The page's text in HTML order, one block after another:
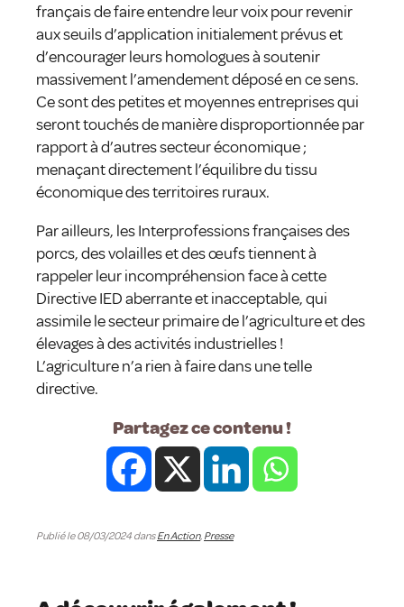
français de faire entendre leur voix pour revenir
aux seuils d’application initialement prévus et
d’encourager leurs homologues à soutenir
massivement l’amendement déposé en ce sens.
Ce sont des petites et moyennes entreprises qui
seront touchés de manière disproportionnée par
rapport à d’autres secteur économique ;
menaçant directement l’équilibre du tissu
économique des territoires ruraux.
Par ailleurs, les Interprofessions françaises des
porcs, des volailles et des œufs tiennent à
rappeler leur incompréhension face à cette
Directive IED aberrante et inacceptable, qui
assimile le secteur primaire de l’agriculture et des
élevages à des activités industrielles !
L’agriculture n’a rien à faire dans une telle
directive.
Partagez ce contenu !
Publié le 08/03/2024 dansEn Action, Presse